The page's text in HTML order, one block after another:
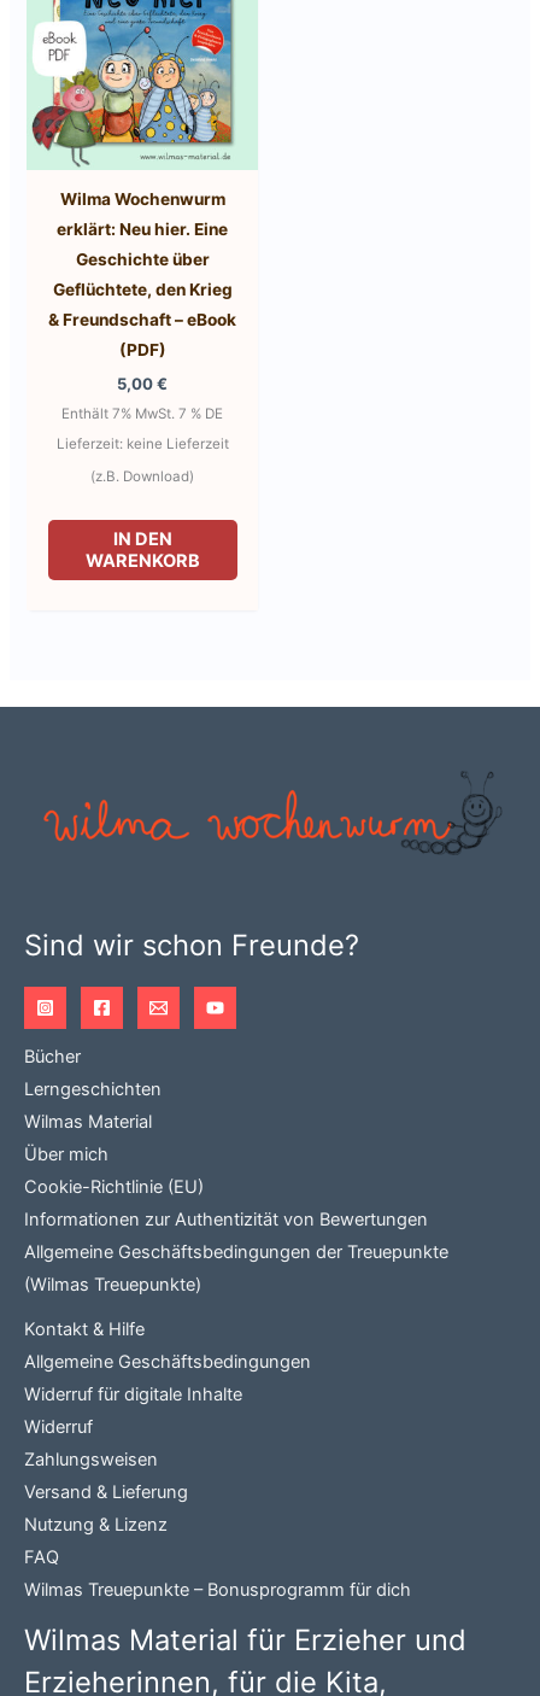
Wilma Wochenwurm
erklärt: Neu hier. Eine
Geschichte über
Geflüchtete, den Krieg
& Freundschaft – eBook
(PDF)
5,00€
Enthält 7% MwSt. 7 % DE
Lieferzeit: keine Lieferzeit
(z.B. Download)
IN DEN
WARENKORB
Sind wir schon Freunde?
Bücher
Lerngeschichten
Wilmas Material
Über mich
Cookie-Richtlinie (EU)
Informationen zur Authentizität von Bewertungen
Allgemeine Geschäftsbedingungen der Treuepunkte
(Wilmas Treuepunkte)
Kontakt & Hilfe
Allgemeine Geschäftsbedingungen
Widerruf für digitale Inhalte
Widerruf
Zahlungsweisen
Versand & Lieferung
Nutzung & Lizenz
FAQ
Wilmas Treuepunkte – Bonusprogramm für dich
Wilmas Material für Erzieher und
Erzieherinnen, für die Kita,